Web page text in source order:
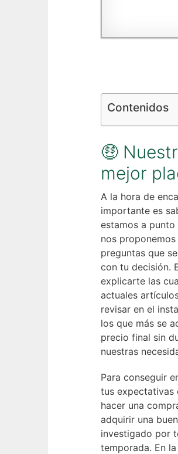
Contenidos
🤑
mejor
A la hora de
importante es
estamos a
nos
preguntas que
con tu decisión.
explicarte las
actuales
revisar en el
los que más se
precio final sin
nuestras
Para conseguir
tus expectativas
hacer una
adquirir una
investigado por
temporada. En